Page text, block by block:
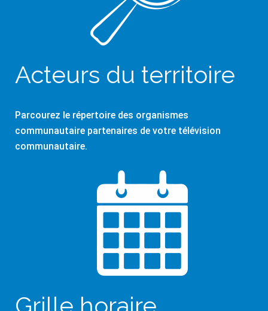
Acteurs du territoire
Parcourez le répertoire des organismes
communautaire partenaires de votre télévision
communautaire.
Grille horaire